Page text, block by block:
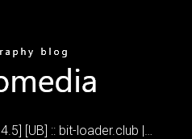
.4.5] [UB] :: bit-loader.club |…